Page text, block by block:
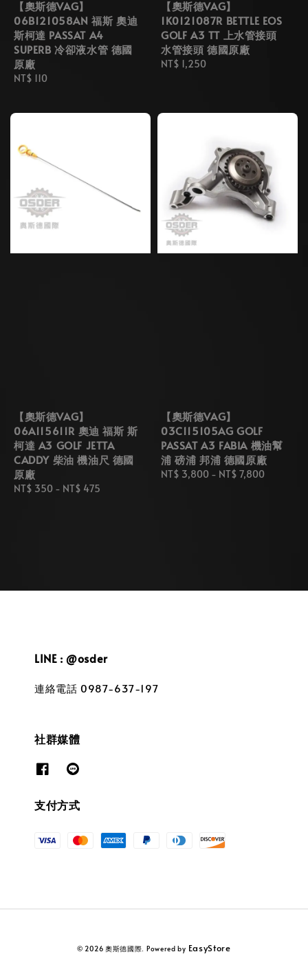
【奧斯德VAG】
06B121058AN 福斯 奧迪
斯柯達 PASSAT A4
SUPERB 冷卻液水管 德國
原廠
Regular
NT$ 110
【奧斯德VAG】
1K0121087R BETTLE EOS
GOLF A3 TT 上水管接頭
水管接頭 德國原廠
Regular
NT$ 1,250
【奧斯德VAG】
06A115611R 奧迪 福斯 斯
柯達 A3 GOLF JETTA
CADDY 柴油 機油尺 德國
原廠
Regular
NT$ 350 - NT$ 475
【奧斯德VAG】
03C115105AG GOLF
PASSAT A3 FABIA 機油幫
浦 磅浦 邦浦 德國原廠
Regular
NT$ 3,800 - NT$ 7,800
LINE : @osder
連絡電話 0987-637-197
社群媒體
支付方式
© 2026 奧斯德國際. Powered by EasyStore